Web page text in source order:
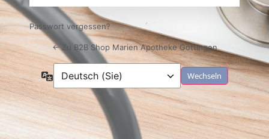
Passwort vergessen?
← Zu B2B Shop Marien Apotheke Göttingen
Sprache